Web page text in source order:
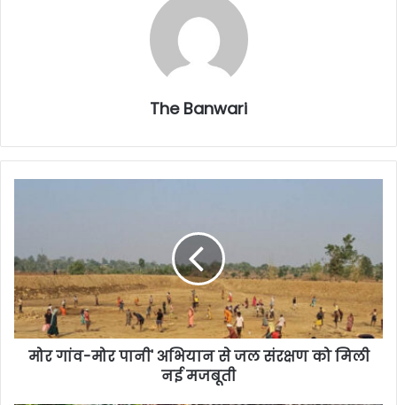
The Banwari
मोर गांव-मोर पानी' अभियान से जल संरक्षण को मिली
नई मजबूती